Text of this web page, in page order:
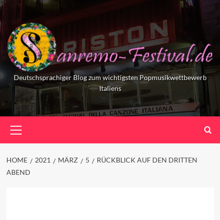
Skip
to
content
Deutschsprachiger Blog zum wichtigsten Popmusikwettbewerb
Italiens
Menu
HOME 2021 MÄRZ 5
RÜCKBLICK AUF DEN DRITTEN
ABEND